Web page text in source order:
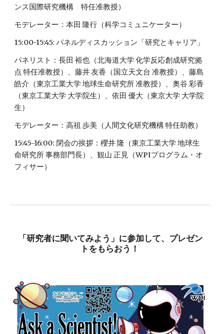
ンス国際研究機構　特任准教授）
モデレーター：本田 隆行（科学コミュニケーター）
15:00-15:45: パネルディスカッション「研究とキャリア」
パネリスト：長田 裕也（北海道大学 化学反応創成研究拠
点 特任准教授）、藤井 友香（国立天文台 准教授）、藤島
皓介（東京工業大学 地球生命研究所 准教授）、奥谷 彩香
（東京工業大学 大学院生）、依田 優大（東京大学 大学院
生）
モデレーター：高祖 歩美（人間文化研究機構 特任助教）
15:45-16:00: 閉会の挨拶：櫻井 隆（東京工業大学 地球生
命研究所 事務部門長）、観山 正見（WPIプログラム・オ
フィサー）
「研究者に聞いてみよう」に参加して、プレゼン
トをもらおう！